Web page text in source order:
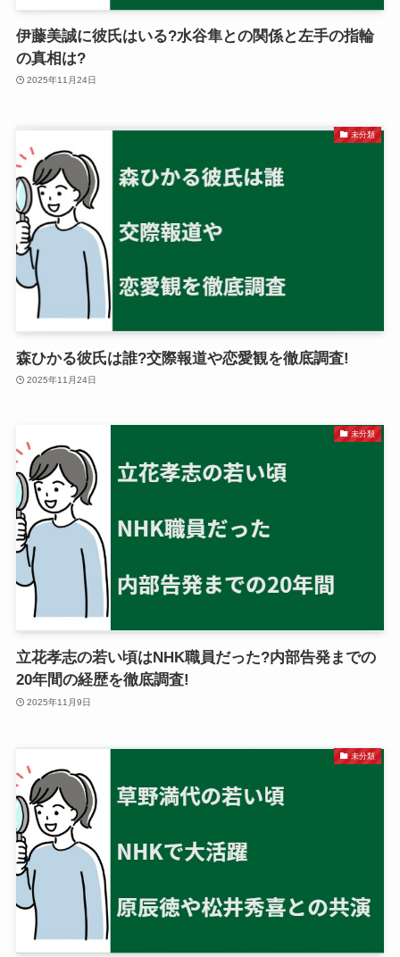
伊藤美誠に彼氏はいる?水谷隼との関係と左手の指輪
の真相は?
2025年11月24日
未分類
森ひかる彼氏は誰?交際報道や恋愛観を徹底調査!
2025年11月24日
未分類
立花孝志の若い頃はNHK職員だった?内部告発までの
20年間の経歴を徹底調査!
2025年11月9日
未分類